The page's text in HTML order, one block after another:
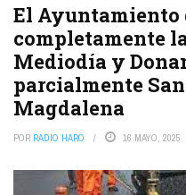
El Ayuntamiento
completamente
Mediodía y
parcialmente
Magdalena
POR RADIO HARO 16 MAYO, 2025